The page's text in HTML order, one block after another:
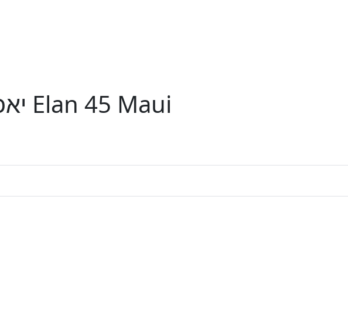
Elan 45 Maui